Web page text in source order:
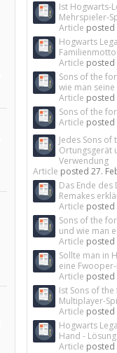
Ist Hogwarts-
Mehrspieler-
Article posted
Hogwarts
Article posted
Sons of the
wie man
Article posted
Sons of the
Article posted
Jedes Sons of
Ortungsgerät
Verwendung
Article posted27.
Das Ende des
Remakes
Article posted
Sons of the
und wie man
Article posted
Sollte man in
eine
Article posted
Ist Sons of
Multiplayer-
Article posted
Hogwarts
Hand -
Article posted